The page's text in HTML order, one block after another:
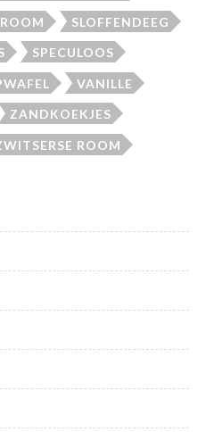
SLOFFENDEEG
SPECULOOS
VANILLE
ZANDKOEKJES
ROOM